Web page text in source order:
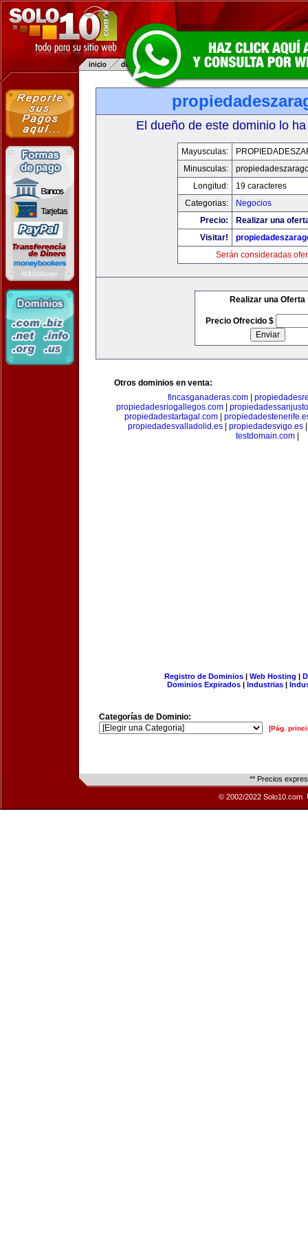
El dueño de este dominio lo
Mayusculas:
Minusculas:
Longitud:
19 caracteres
Categorias:
Negocios
Precio:
Realizar una
Visitar!
Serán consideradas
Realizar una Oferta
Precio Ofrecido $
Otros dominios en venta:
fincasganaderas.com|
propiedadesriogallegos.com|
propiedadestartagal.com|
propiedadesvalladolid.es
propiedadesvigo.es
testdomain.com
Registro de Dominios| Web Hosting |
Dominios Expirados | Industrias |
Categorías de Dominio:
[Pág.
** Precios
© 2002/2022 Solo10.com